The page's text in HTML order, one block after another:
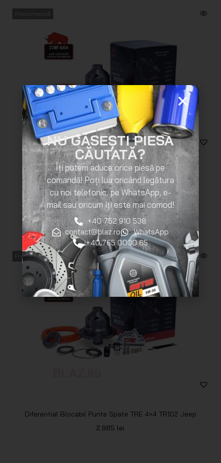
Precomandă
Diferential Blocabil Punte Spate TRE 4×4 TR100 Jeep
2.985lei
Precomandă
Diferential Blocabil Punte Spate TRE 4×4 TR102 Jeep
2.985 lei
NU GĂSEȘTI PIESA
CĂUTATĂ?
Îți putem aduce orice piesă pe
comandă! Poți lua oricând legătura
cu noi telefonic, pe WhatsApp, e-
mail sau oricum îți este mai comod!
+40 752 910 538
contact@blaz.ro
WhatsApp
+40 765 0000 65